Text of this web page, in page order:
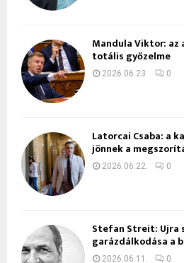
Mandula Viktor:
totális győzelme
2026.06.23. 0
Latorcai Csaba: a
jönnek a
2026.06.22. 0
Stefan Streit: Újra
garázdálkodása a
2026.06.11. 0